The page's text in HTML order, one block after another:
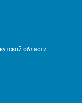
области